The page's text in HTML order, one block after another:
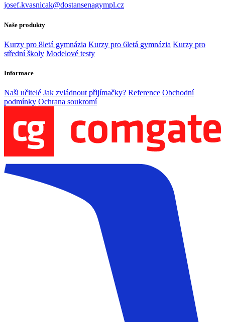
josef.kvasnicak@dostansenagympl.cz
Naše produkty
Kurzy pro 8letá gymnázia Kurzy pro 6letá gymnázia Kurzy pro
střední školy Modelové testy
Informace
Naši učitelé Jak zvládnout přijímačky? Reference Obchodní
podmínky Ochrana soukromí